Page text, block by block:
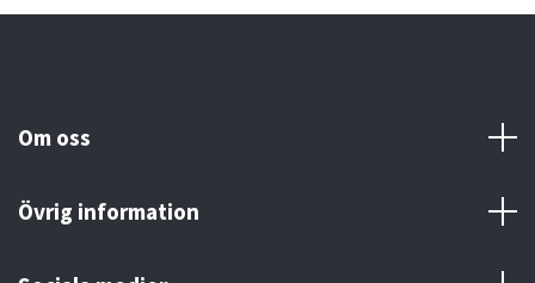
Om oss
Övrig information